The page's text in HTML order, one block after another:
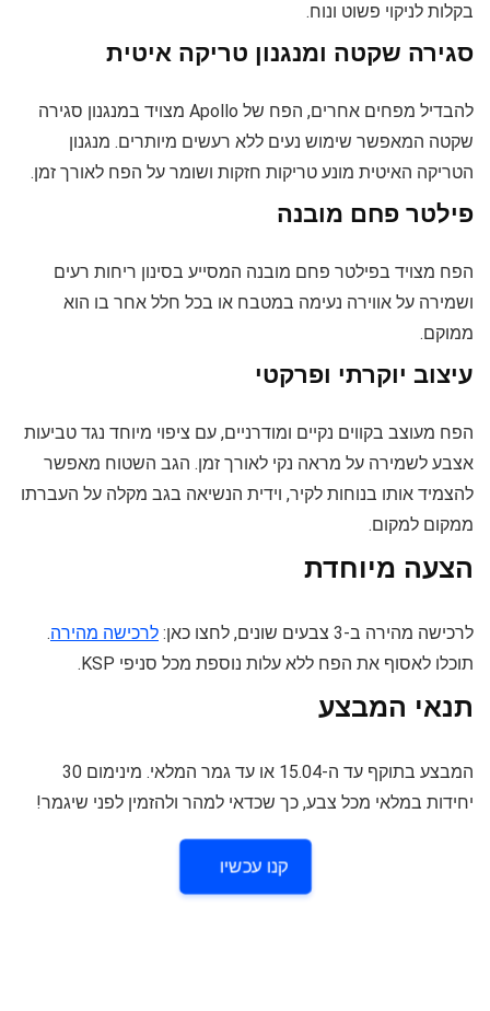
בקלות לניקוי פשוט ונוח.
סגירה שקטה ומנגנון טריקה איטית
להבדיל מפחים אחרים, הפח של Apollo מצויד במנגנון סגירה
שקטה המאפשר שימוש נעים ללא רעשים מיותרים. מנגנון
הטריקה האיטית מונע טריקות חזקות ושומר על הפח לאורך זמן.
פילטר פחם מובנה
הפח מצויד בפילטר פחם מובנה המסייע בסינון ריחות רעים
ושמירה על אווירה נעימה במטבח או בכל חלל אחר בו הוא
ממוקם.
עיצוב יוקרתי ופרקטי
הפח מעוצב בקווים נקיים ומודרניים, עם ציפוי מיוחד נגד טביעות
אצבע לשמירה על מראה נקי לאורך זמן. הגב השטוח מאפשר
להצמיד אותו בנוחות לקיר, וידית הנשיאה בגב מקלה על העברתו
ממקום למקום.
הצעה מיוחדת
לרכישה מהירה ב-3 צבעים שונים, לחצו כאן: לרכישה מהירה.
תוכלו לאסוף את הפח ללא עלות נוספת מכל סניפי KSP.
תנאי המבצע
המבצע בתוקף עד ה-15.04 או עד גמר המלאי. מינימום 30
יחידות במלאי מכל צבע, כך שכדאי למהר ולהזמין לפני שיגמר!
קנו עכשיו